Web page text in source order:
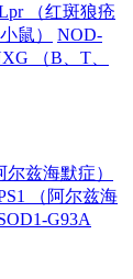
（红斑狼疮
鼠）
NOD-
（B、T、
兹海默症）
（阿尔兹海
G93A